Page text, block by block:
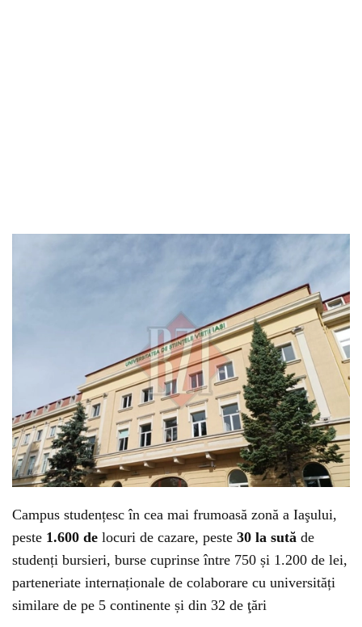
Campus studențesc în cea mai frumoasă zonă a Iaşului,
peste 1.600 de locuri de cazare, peste 30 la sută de
studenți bursieri, burse cuprinse între 750 și 1.200 de lei,
parteneriate internaționale de colaborare cu universități
similare de pe 5 continente și din 32 de ţări